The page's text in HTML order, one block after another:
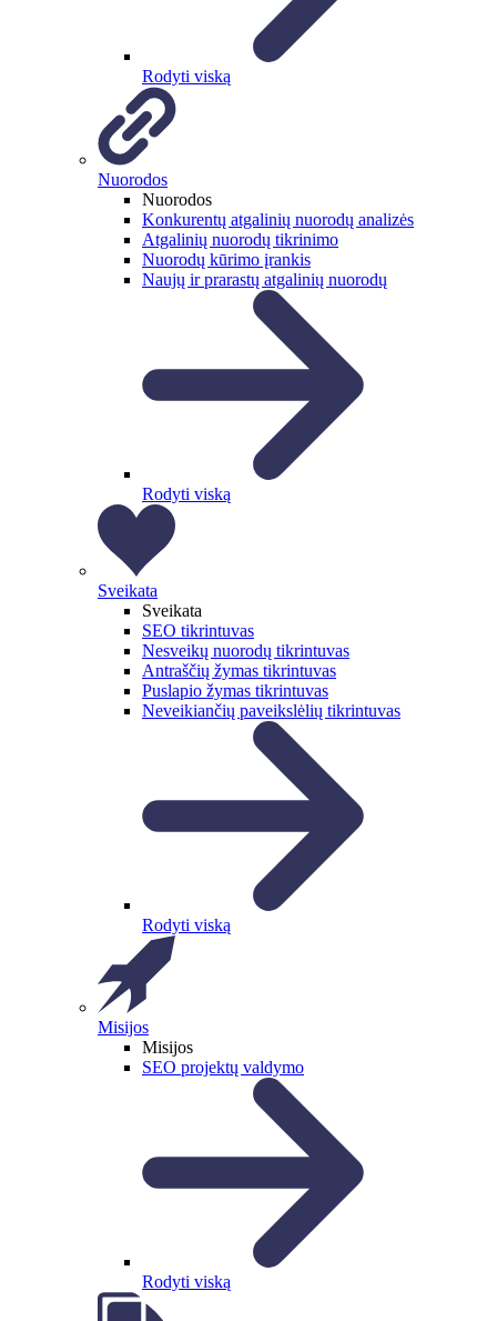
Rodyti viską
Nuorodos
Nuorodos
Konkurentų atgalinių nuorodų analizės
Atgalinių nuorodų tikrinimo
Nuorodų kūrimo įrankis
Naujų ir prarastų atgalinių nuorodų
Rodyti viską
Sveikata
Sveikata
SEO tikrintuvas
Nesveikų nuorodų tikrintuvas
Antraščių žymas tikrintuvas
Puslapio žymas tikrintuvas
Neveikiančių paveikslėlių tikrintuvas
Rodyti viską
Misijos
Misijos
SEO projektų valdymo
Rodyti viską